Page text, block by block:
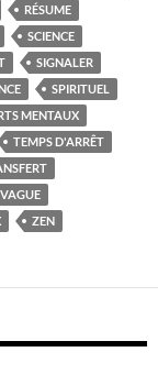
RÉSUME
SCIENCE
SIGNALER
SPIRITUEL
MENTAUX
TEMPS D'ARRÊT
VAGUE
ZEN